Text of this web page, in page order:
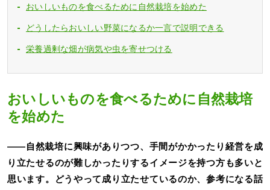
おいしいものを食べるために自然栽培を始めた
どうしたらおいしい野菜になるか一言で説明できる
栄養過剰な畑が病気や虫を寄せつける
おいしいものを食べるために自然栽培
を始めた
――自然栽培に興味がありつつ、手間がかかったり経営を成
り立たせるのが難しかったりするイメージを持つ方も多いと
思います。どうやって成り立たせているのか、参考になる話